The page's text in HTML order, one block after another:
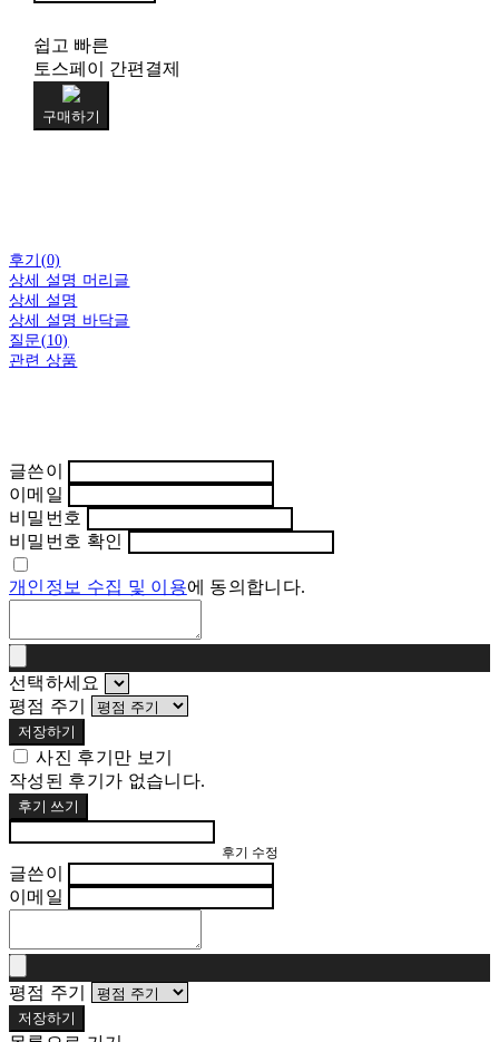
쉽고 빠른
토스페이 간편결제
구매하기
후기(0)
상세 설명 머리글
상세 설명
상세 설명 바닥글
질문(10)
관련 상품
글쓴이
이메일
비밀번호
비밀번호 확인
개인정보 수집 및 이용에 동의합니다.
선택하세요
평점 주기
저장하기
사진 후기만 보기
작성된 후기가 없습니다.
후기 쓰기
후기 수정
글쓴이
이메일
평점 주기
저장하기